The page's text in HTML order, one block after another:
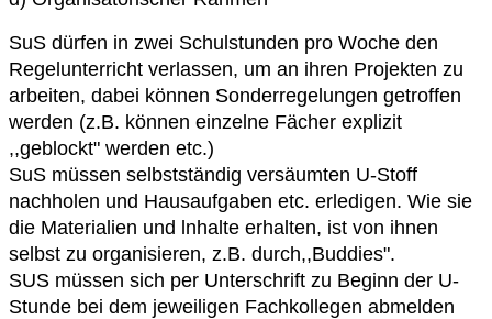
SuS dürfen in zwei Schulstunden pro Woche den
Regelunterricht verlassen, um an ihren Projekten zu
arbeiten, dabei können Sonderregelungen getroffen
werden (z.B. können einzelne Fächer explizit
,,geblockt" werden etc.)
SuS müssen selbstständig versäumten U-Stoff
nachholen und Hausaufgaben etc. erledigen. Wie sie
die Materialien und lnhalte erhalten, ist von ihnen
selbst zu organisieren, z.B. durch,,Buddies".
SUS müssen sich per Unterschrift zu Beginn der U-
Stunde bei dem jeweiligen Fachkollegen abmelden